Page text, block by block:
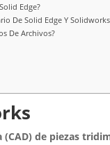
Edge?
De Solid Edge Y
De Archivos?
de piezas